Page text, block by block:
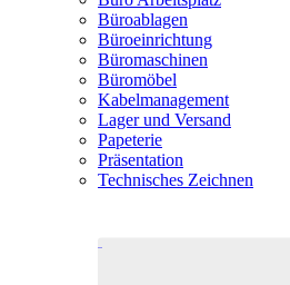
Büroablagen
Büroeinrichtung
Büromaschinen
Büromöbel
Kabelmanagement
Lager und Versand
Papeterie
Präsentation
Technisches Zeichnen